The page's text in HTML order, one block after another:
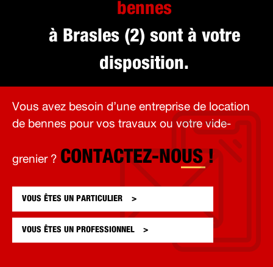
bennes
à Brasles (2) sont à votre
disposition.
Vous avez besoin d’une entreprise de location
de bennes pour vos travaux ou votre vide-
grenier ? CONTACTEZ-NOUS !
VOUS ÊTES UN PARTICULIER
VOUS ÊTES UN PROFESSIONNEL